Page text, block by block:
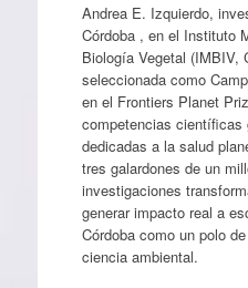
Andrea E. Izquierdo,
Córdoba , en el Instituto
Biología Vegetal (IMBIV,
seleccionada como
en el Frontiers Planet
competencias científicas
dedicadas a la salud
tres galardones de un
investigaciones
generar impacto real a
Córdoba como un polo
ciencia ambiental.